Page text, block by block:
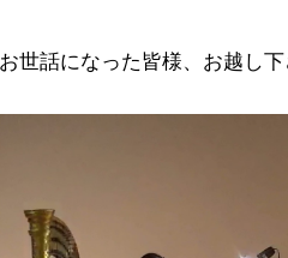
お世話になった皆様、お越し